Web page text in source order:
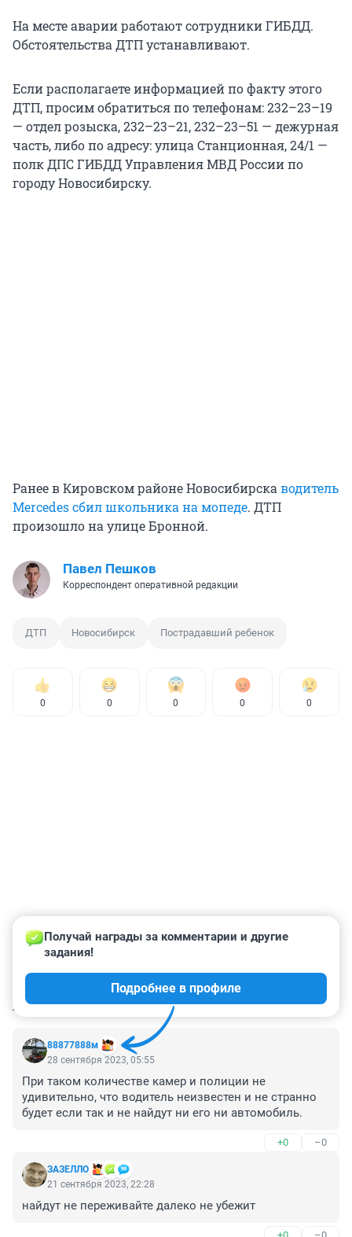
На месте аварии работают сотрудники ГИБДД.
Обстоятельства ДТП устанавливают.
Если располагаете информацией по факту этого
ДТП, просим обратиться по телефонам: 232–23–19
— отдел розыска, 232–23–21, 232–23–51 — дежурная
часть, либо по адресу: улица Станционная, 24/1 —
полк ДПС ГИБДД Управления МВД России по
городу Новосибирску.
Ранее в Кировском районе Новосибирска водитель
Mercedes сбил школьника на мопеде. ДТП
произошло на улице Бронной.
Павел Пешков
Корреспондент оперативной редакции
ДТП Новосибирск Пострадавший ребенок
0 0 0 0 0
КОММЕНТАРИИ 70
88877888м
Получай награды за комментарии и другие
задания!
Подробнее в профиле
28 сентября 2023, 05:55
При таком количестве камер и полиции не
удивительно, что водитель неизвестен и не странно
будет если так и не найдут ни его ни автомобиль.
+0 –0
ЗАЗЕЛЛО
21 сентября 2023, 22:28
найдут не переживайте далеко не убежит